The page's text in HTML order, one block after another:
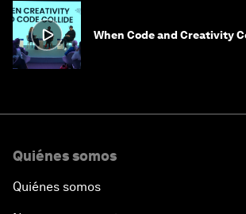
When Code and Creativity
Quiénes somos
Quiénes somos